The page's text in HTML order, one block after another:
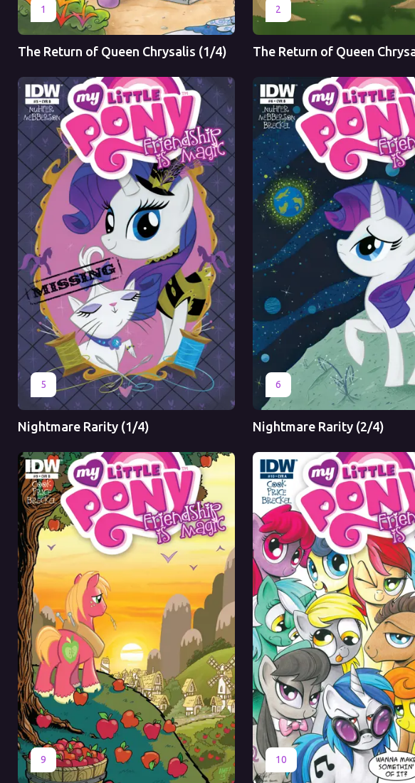
1Оригинал Перевод
The Return of Queen Chrysalis (1/4)
2Оригинал Перевод
The Return of Queen
5Оригинал Перевод
Nightmare Rarity (1/4)
6Оригинал Перевод
Nightmare Rarity (2/4)
9Оригинал Перевод 10
Оригинал Перевод